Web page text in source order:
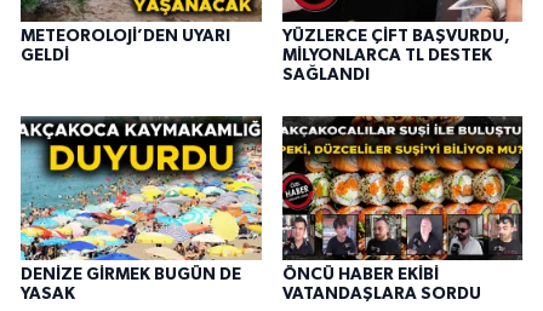
METEOROLOJİ’DEN UYARI
GELDİ
YÜZLERCE ÇİFT BAŞVURDU,
MİLYONLARCA TL DESTEK
SAĞLANDI
DENİZE GİRMEK BUGÜN DE
YASAK
ÖNCÜ HABER EKİBİ
VATANDAŞLARA SORDU